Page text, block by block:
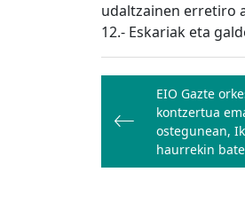
udaltzainen erretiro
12.- Eskariak eta
zehar
nabigatu
EIO Gazte
kontzertua
ostegunean,
haurrekin